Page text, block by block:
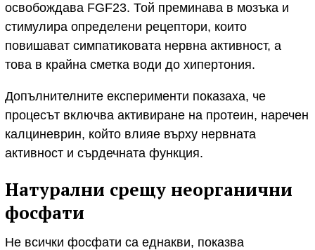
освобождава FGF23. Той преминава в мозъка и
стимулира определени рецептори, които
повишават симпатиковата нервна активност, а
това в крайна сметка води до хипертония.
Допълнителните експерименти показаха, че
процесът включва активиране на протеин, наречен
калциневрин, който влияе върху нервната
активност и сърдечната функция.
Натурални срещу неорганични
фосфати
Не всички фосфати са еднакви, показва